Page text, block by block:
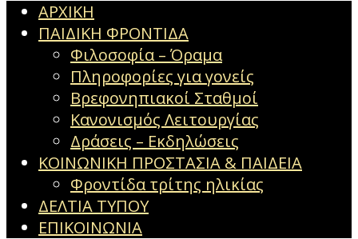
ΑΡΧΙΚΗ
ΠΑΙΔΙΚΗ ΦΡΟΝΤΙΔΑ
Φιλοσοφία – Όραμα
Πληροφορίες για γονείς
Βρεφονηπιακοί Σταθμοί
Κανονισμός Λειτουργίας
Δράσεις – Εκδηλώσεις
ΚΟΙΝΩΝΙΚΗ ΠΡΟΣΤΑΣΙΑ & ΠΑΙΔΕΙΑ
Φροντίδα τρίτης ηλικίας
ΔΕΛΤΙΑ ΤΥΠΟΥ
ΕΠΙΚΟΙΝΩΝΙΑ